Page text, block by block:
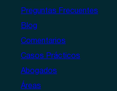
Preguntas Frecuentes
Blog
Comentarios
Casos Prácticos
Abogados
Áreas